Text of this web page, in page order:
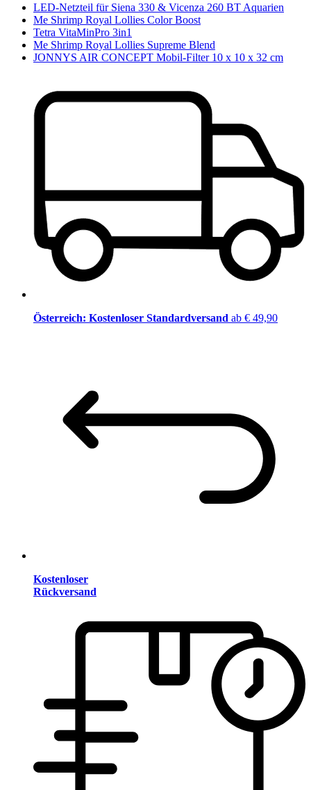
LED-Netzteil für Siena 330 & Vicenza 260 BT Aquarien
Me Shrimp Royal Lollies Color Boost
Tetra VitaMinPro 3in1
Me Shrimp Royal Lollies Supreme Blend
JONNYS AIR CONCEPT Mobil-Filter 10 x 10 x 32 cm
Österreich: Kostenloser Standardversand ab € 49,90
Kostenloser
Rückversand